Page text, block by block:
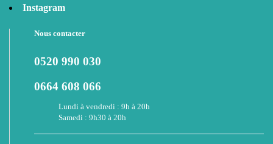
Instagram
Nous contacter
0520 990 030
0664 608 066
Lundi à vendredi : 9h à 20h
Samedi : 9h30 à 20h